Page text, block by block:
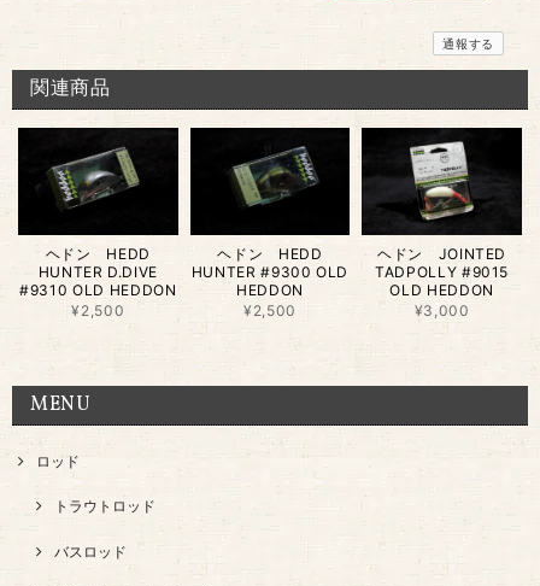
通報する
関連商品
ヘドン HEDD
HUNTER D.DIVE
#9310 OLD HEDDON
¥2,500
ヘドン HEDD
HUNTER #9300 OLD
HEDDON
¥2,500
ヘドン JOINTED
TADPOLLY #9015
OLD HEDDON
¥3,000
MENU
ロッド
トラウトロッド
バスロッド